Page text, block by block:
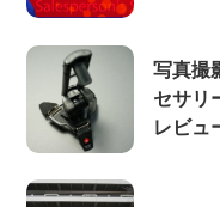
写真撮
セサリ
レビュ